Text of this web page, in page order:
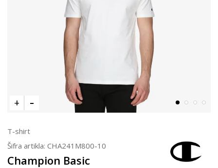
T-shirt
Šifra artikla: CHA241M800-10
Champion Basic